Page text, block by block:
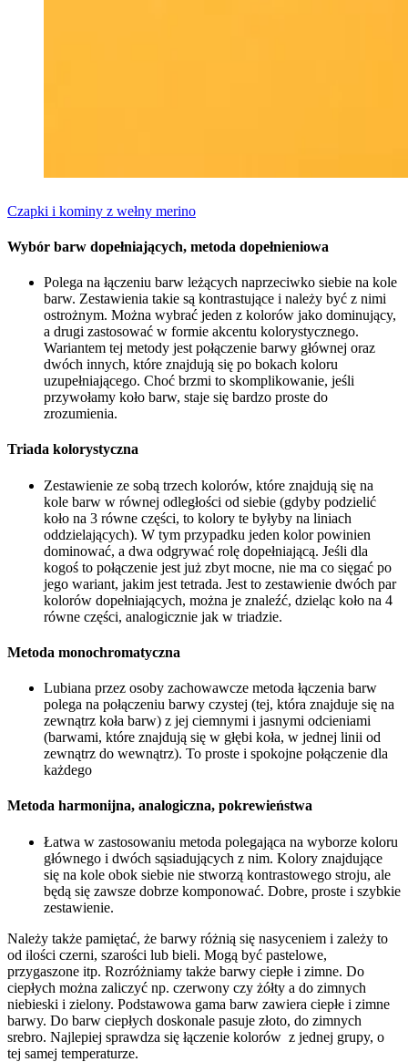
Czapki i kominy z wełny merino
Wybór barw dopełniających, metoda dopełnieniowa
Polega na łączeniu barw leżących naprzeciwko siebie na kole
barw. Zestawienia takie są kontrastujące i należy być z nimi
ostrożnym. Można wybrać jeden z kolorów jako dominujący,
a drugi zastosować w formie akcentu kolorystycznego.
Wariantem tej metody jest połączenie barwy głównej oraz
dwóch innych, które znajdują się po bokach koloru
uzupełniającego. Choć brzmi to skomplikowanie, jeśli
przywołamy koło barw, staje się bardzo proste do
zrozumienia.
Triada kolorystyczna
Zestawienie ze sobą trzech kolorów, które znajdują się na
kole barw w równej odległości od siebie (gdyby podzielić
koło na 3 równe części, to kolory te byłyby na liniach
oddzielających). W tym przypadku jeden kolor powinien
dominować, a dwa odgrywać rolę dopełniającą. Jeśli dla
kogoś to połączenie jest już zbyt mocne, nie ma co sięgać po
jego wariant, jakim jest tetrada. Jest to zestawienie dwóch par
kolorów dopełniających, można je znaleźć, dzieląc koło na 4
równe części, analogicznie jak w triadzie.
Metoda monochromatyczna
Lubiana przez osoby zachowawcze metoda łączenia barw
polega na połączeniu barwy czystej (tej, która znajduje się na
zewnątrz koła barw) z jej ciemnymi i jasnymi odcieniami
(barwami, które znajdują się w głębi koła, w jednej linii od
zewnątrz do wewnątrz). To proste i spokojne połączenie dla
każdego
Metoda harmonijna, analogiczna, pokrewieństwa
Łatwa w zastosowaniu metoda polegająca na wyborze koloru
głównego i dwóch sąsiadujących z nim. Kolory znajdujące
się na kole obok siebie nie stworzą kontrastowego stroju, ale
będą się zawsze dobrze komponować. Dobre, proste i szybkie
zestawienie.
Należy także pamiętać, że barwy różnią się nasyceniem i zależy to
od ilości czerni, szarości lub bieli. Mogą być pastelowe,
przygaszone itp. Rozróżniamy także barwy ciepłe i zimne. Do
ciepłych można zaliczyć np. czerwony czy żółty a do zimnych
niebieski i zielony. Podstawowa gama barw zawiera ciepłe i zimne
barwy. Do barw ciepłych doskonale pasuje złoto, do zimnych
srebro. Najlepiej sprawdza się łączenie kolorów z jednej grupy, o
tej samej temperaturze.